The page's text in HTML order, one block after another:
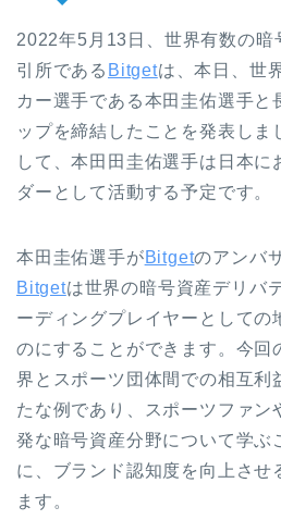
2022年5 月 13 日、世界有数の暗
引所である Bitgetは、本日、世
カー選手である本田圭佑選手と
ップを締結したことを発表しま
して、本田田圭佑選手は日本に
ダーとして活動する予定です。
本田圭佑選手がBitgetのアンバ
Bitgetは世界の暗号資産デリバ
ーディングプレイヤーとしての
のにすることができます。今回
界とスポーツ団体間での相互利
たな例であり、スポーツファン
発な暗号資産分野について学ぶ
に、ブランド認知度を向上させ
ます。